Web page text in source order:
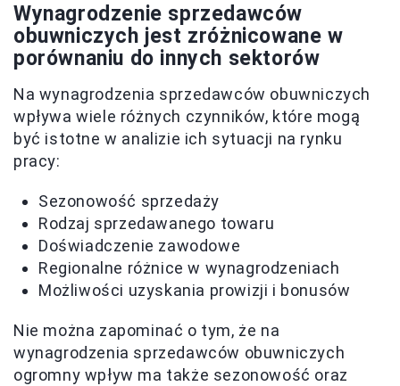
Wynagrodzenie sprzedawców
obuwniczych jest zróżnicowane w
porównaniu do innych sektorów
Na wynagrodzenia sprzedawców obuwniczych
wpływa wiele różnych czynników, które mogą
być istotne w analizie ich sytuacji na rynku
pracy:
Sezonowość sprzedaży
Rodzaj sprzedawanego towaru
Doświadczenie zawodowe
Regionalne różnice w wynagrodzeniach
Możliwości uzyskania prowizji i bonusów
Nie można zapominać o tym, że na
wynagrodzenia sprzedawców obuwniczych
ogromny wpływ ma także sezonowość oraz